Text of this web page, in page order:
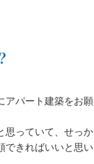
アパート建築をお願
思っていて、せっか
できればいいと思い